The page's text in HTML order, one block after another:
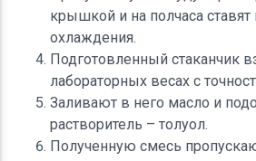
крышкой и на полчаса ставят
охлаждения.
Подготовленный стаканчик
лабораторных весах с
Заливают в него масло и
растворитель – толуол.
Полученную смесь